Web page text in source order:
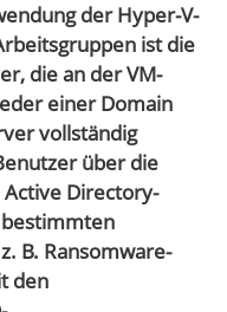
der Hyper-V-
ist die
die an der VM-
einer Domain
vollständig
über die
Directory-
B. Ransomware-
den